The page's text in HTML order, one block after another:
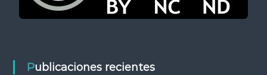
Publicaciones recientes